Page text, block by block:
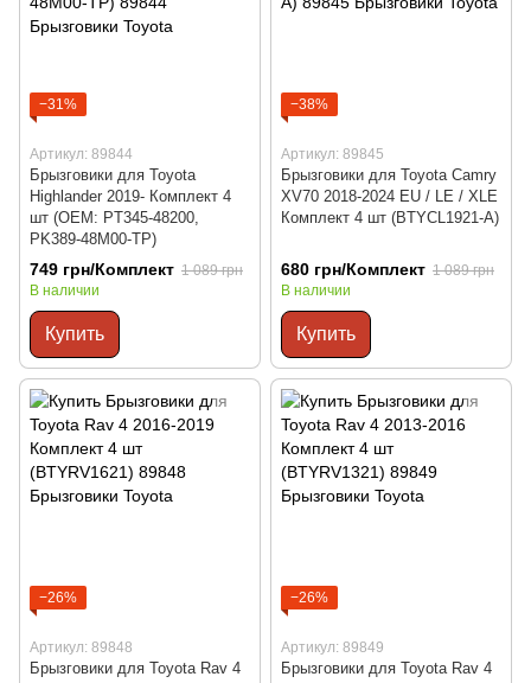
−31%
Артикул: 89844
Брызговики для Toyota
Highlander 2019- Комплект 4
шт (OEM: PT345-48200,
PK389-48M00-TP)
749 грн/Комплект 1 089 грн
В наличии
Купить
−38%
Артикул: 89845
Брызговики для Toyota Camry
XV70 2018-2024 EU / LE / XLE
Комплект 4 шт (BTYCL1921-A)
680 грн/Комплект 1 089 грн
В наличии
Купить
−26%
Артикул: 89848
Брызговики для Toyota Rav 4
−26%
Артикул: 89849
Брызговики для Toyota Rav 4